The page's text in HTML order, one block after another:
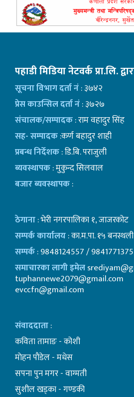
पहाडी मिडिया नेटवर्क प्रा.लि.
सूचना विभाग दर्ता नं: ३७४२
प्रेस काउन्सिल दर्ता नं: ३७२७
संचालक/सम्पादक: राम वहादुर सिंह
सह- सम्पादक:कर्ण बहादुर शाही
प्रबन्ध निर्देशक: डि.बि. पराजुली
ब्यवस्थापक: मुकुन्द सिलवाल
बजार ब्यवस्थापक:
ठेगाना: भेरी नगरपालिका १, जाजरकोट
सम्पर्क कार्यालय: का.म.पा. १५
सम्पर्क: 9848124557 / 9841771375
समाचारका लागी इमेल
tuphannewe2079@gmail.com
evccfn@gmail.com
संवाददाता:
कविता तामाङ - कोशी
माेहन पाैडेल - मधेस
सपना पुन मगर - वाग्मती
सुशील खड्का - गण्डकी